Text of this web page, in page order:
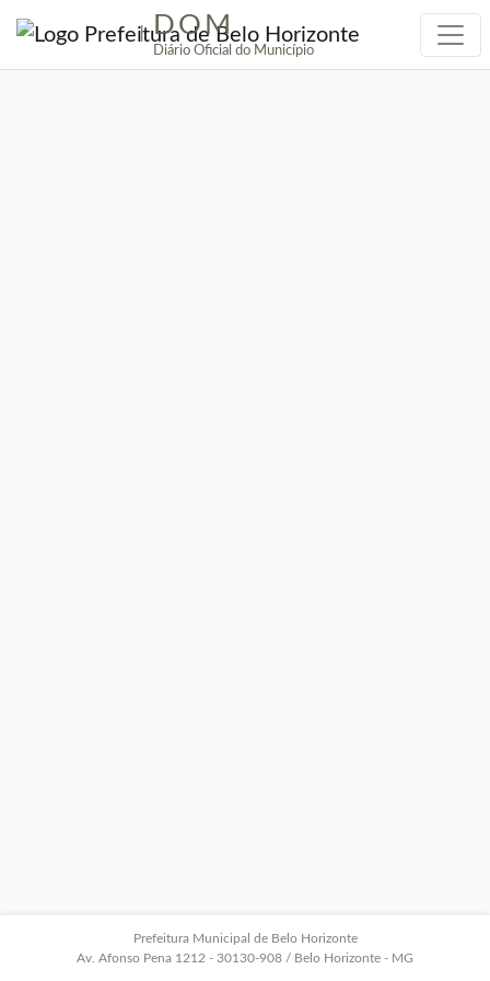
| DOM
Diário Oficial do Município
Prefeitura Municipal de Belo Horizonte
Av. Afonso Pena 1212 - 30130-908 / Belo Horizonte - MG